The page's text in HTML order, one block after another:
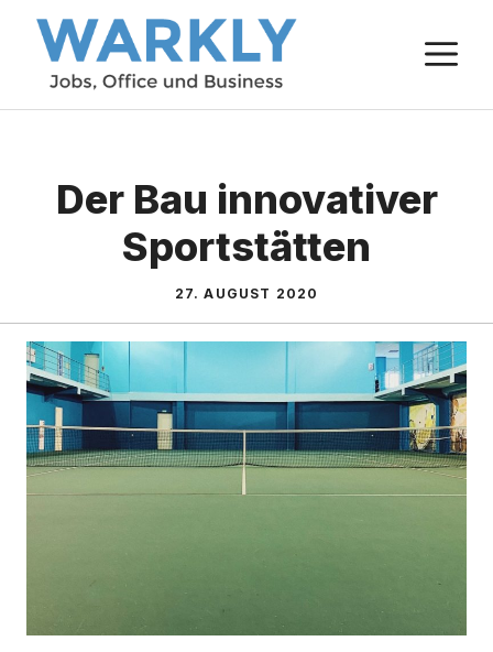
Zum
Inhalt
springen
Der Bau innovativer
Sportstätten
27. AUGUST 2020